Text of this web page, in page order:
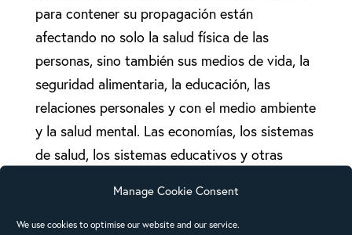
Manage Cookie Consent
We use cookies to optimise our website and our service.
para contener su propagación están
afectando no solo la salud física de las
personas, sino también sus medios de vida, la
seguridad alimentaria, la educación, las
relaciones personales y con el medio ambiente
y la salud mental. Las economías, los sistemas
de salud, los sistemas educativos y otras
una gran presión. Nadie está inmune a la
pandemia, pero las personas que ya eran